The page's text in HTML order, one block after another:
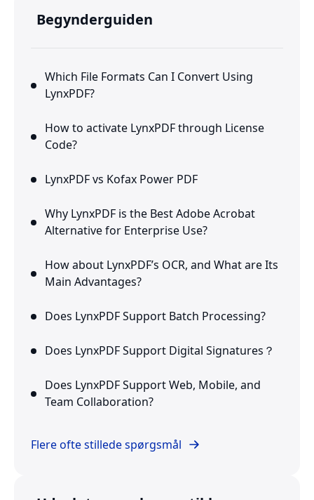
Begynderguiden
Which File Formats Can I Convert Using
LynxPDF?
How to activate LynxPDF through License
Code?
LynxPDF vs Kofax Power PDF
Why LynxPDF is the Best Adobe Acrobat
Alternative for Enterprise Use?
How about LynxPDF’s OCR, and What are Its
Main Advantages?
Does LynxPDF Support Batch Processing?
Does LynxPDF Support Digital Signatures？
Does LynxPDF Support Web, Mobile, and
Team Collaboration?
Flere ofte stillede spørgsmål